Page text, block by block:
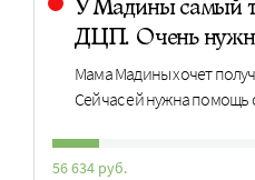
У Мадины самый
ДЦП. Очень
Мама Мадины хочет
Сейчас ей нужна помощь
56 634 руб.